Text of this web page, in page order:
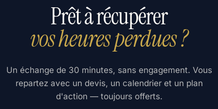
Prêt à récupérer
vos heures perdues ?
Un échange de 30 minutes, sans engagement. Vous
repartez avec un devis, un calendrier et un plan
d'action — toujours offerts.